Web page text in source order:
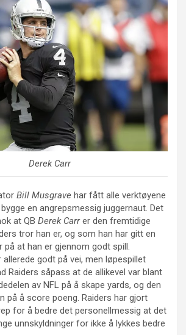
Derek Carr
Bill Musgrave har fått alle verktøyene
en angrepsmessig juggernaut. Det
at QB Derek Carrer den fremtidige
tror han er, og som han har gitt en
på at han er gjennom godt spill.
allerede godt på vei, men løpespillet
Raiders såpass at de allikevel var blant
av NFL på å skape yards, og den
på å score poeng. Raiders har gjort
for å bedre det personellmessig at det
unnskyldninger for ikke å lykkes bedre